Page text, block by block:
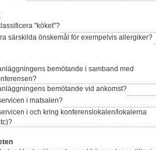
"köket"?
särskilda önskemål för exempelvis allergiker?
bemötande i samband med
bemötande vid ankomst?
i matsalen?
i och kring konferenslokalen/lokalerna